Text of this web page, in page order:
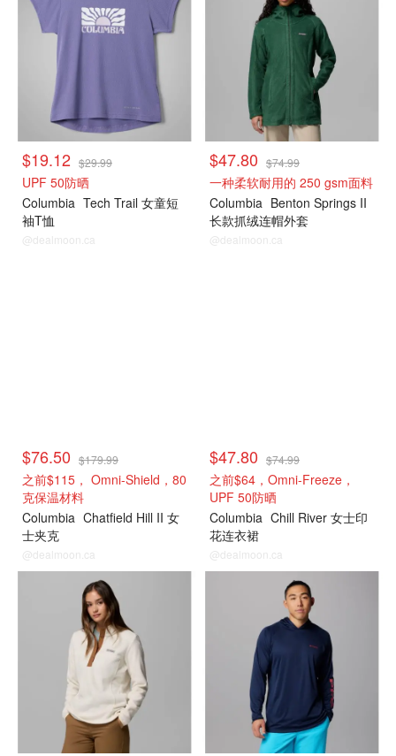
$19.12 $29.99
UPF 50防晒
Columbia Tech Trail 女童短
袖T恤
@dealmoon.ca
$47.80 $74.99
一种柔软耐用的 250 gsm面料
Columbia Benton Springs II
长款抓绒连帽外套
@dealmoon.ca
$76.50 $179.99
之前$115， Omni-Shield，80
克保温材料
Columbia Chatfield Hill II 女
士夹克
@dealmoon.ca
$47.80 $74.99
之前$64，Omni-Freeze，
UPF 50防晒
Columbia Chill River 女士印
花连衣裙
@dealmoon.ca